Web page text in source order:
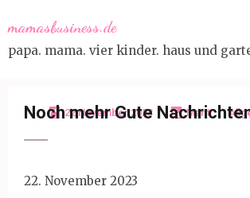
to
content
Enter)
mamasbusiness.de
papa. mama. vier kinder. haus und
22 November 2023 Marit
Noch mehr Gute
22. November 2023